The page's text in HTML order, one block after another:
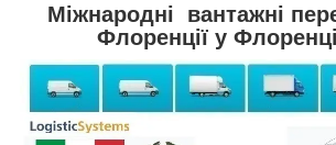
Міжнародні вантажні
Флоренції у